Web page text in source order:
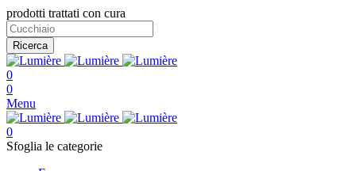
prodotti trattati con cura
Ricerca
0
0
Menu
0
Sfoglia le categorie